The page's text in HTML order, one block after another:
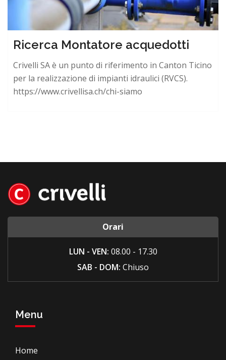
Ricerca Montatore acquedotti
Crivelli SA è un punto di riferimento in Canton Ticino
per la realizzazione di impianti idraulici (RVCS).
https://www.crivellisa.ch/chi-siamo
Orari
LUN - VEN: 08.00 - 17.30
SAB - DOM: Chiuso
Menu
Home